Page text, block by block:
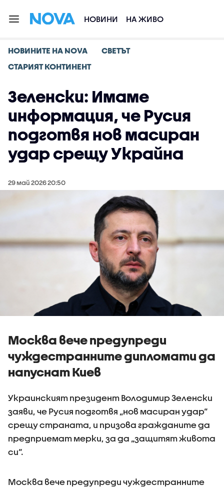
НОВИНИ НА ЖИВО
НОВИНИТЕ НА NOVA
СВЕТЪТ
СТАРИЯТ КОНТИНЕНТ
Зеленски: Имаме
информация, че Русия
подготвя нов масиран
удар срещу Украйна
29 май 2026 20:50
Москва вече предупреди
чуждестранните дипломати да
напуснат Киев
Украинският президент Володимир Зеленски
заяви, че Русия подготвя „нов масиран удар“
срещу страната, и призова гражданите да
предприемат мерки, за да „защитят живота
си“.
Москва вече предупреди чуждестранните